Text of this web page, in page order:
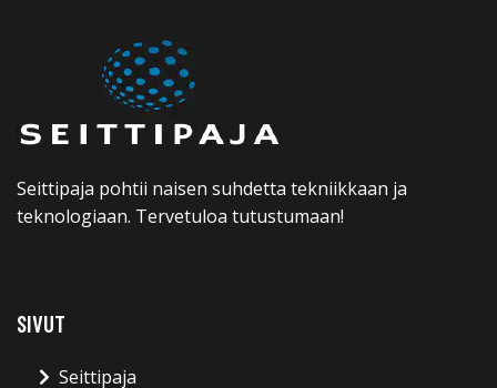
Seittipaja pohtii naisen suhdetta tekniikkaan ja
teknologiaan. Tervetuloa tutustumaan!
SIVUT
Seittipaja